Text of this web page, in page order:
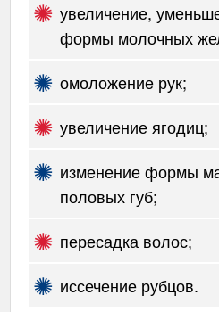
увеличение,
формы молочных
омоложение рук;
увеличение ягодиц;
изменение формы
половых губ;
пересадка волос;
иссечение рубцов.